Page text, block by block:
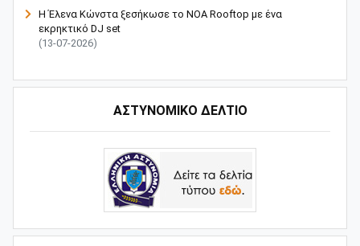
Η Έλενα Κώνστα ξεσήκωσε το NOA Rooftop με ένα
εκρηκτικό DJ set
(13-07-2026)
ΑΣΤΥΝΟΜΙΚΟ ΔΕΛΤΙΟ